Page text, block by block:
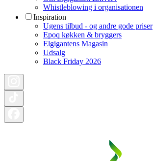
Whistleblowing i organisationen
Inspiration
Ugens tilbud - og andre gode priser
Epoq køkken & bryggers
Elgigantens Magasin
Udsalg
Black Friday 2026